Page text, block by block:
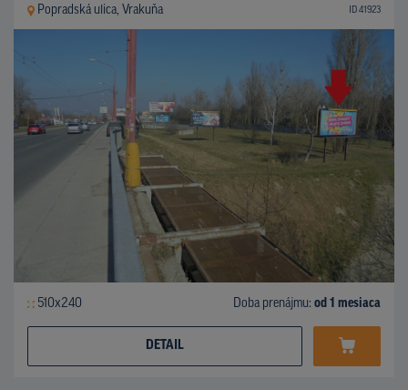
Popradská ulica, Vrakuňa ID 41923
510x240 Doba prenájmu: od 1 mesiaca
DETAIL